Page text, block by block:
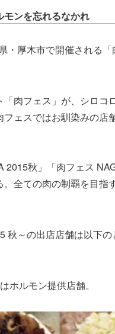
モンを忘れるなかれ
・厚木市で開催される
肉フェス」が、シロコ
ェスではお馴染みの店
2015秋」「肉フェス
全ての肉の制覇を目指
秋～の出店店舗は以下の
ホルモン提供店舗。